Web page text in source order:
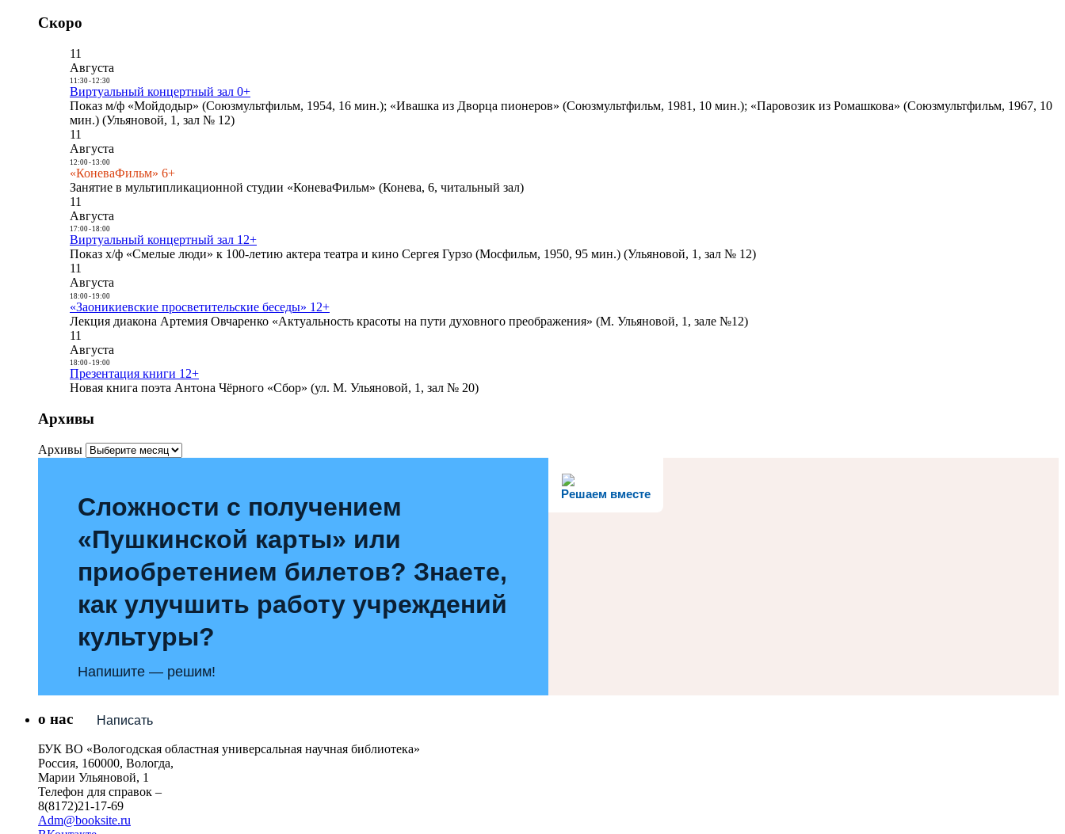
Скоро
11
Августа
11:30- 12:30
Виртуальный концертный зал 0+
Показ м/ф «Мойдодыр» (Союзмультфильм, 1954, 16 мин.); «Ивашка из Дворца пионеров» (Союзмультфильм, 1981, 10 мин.); «Паровозик из Ромашкова» (Союзмультфильм, 1967, 10
мин.) (Ульяновой, 1, зал № 12)
11
Августа
12:00- 13:00
«КоневаФильм» 6+
Занятие в мультипликационной студии «КоневаФильм» (Конева, 6, читальный зал)
11
Августа
17:00- 18:00
Виртуальный концертный зал 12+
Показ х/ф «Смелые люди» к 100-летию актера театра и кино Сергея Гурзо (Мосфильм, 1950, 95 мин.) (Ульяновой, 1, зал № 12)
11
Августа
18:00- 19:00
«Заоникиевские просветительские беседы» 12+
Лекция диакона Артемия Овчаренко «Актуальность красоты на пути духовного преображения» (М. Ульяновой, 1, зале №12)
11
Августа
18:00- 19:00
Презентация книги 12+
Новая книга поэта Антона Чёрного «Сбор» (ул. М. Ульяновой, 1, зал № 20)
Архивы
Архивы
Решаем вместе
Сложности с получением
«Пушкинской карты» или
приобретением билетов? Знаете,
как улучшить работу учреждений
культуры?
Напишите — решим!
Написать
о нас
БУК ВО «Вологодская областная универсальная научная библиотека»
Россия, 160000, Вологда,
Марии Ульяновой, 1
Телефон для справок –
8(8172)21-17-69
Adm@booksite.ru